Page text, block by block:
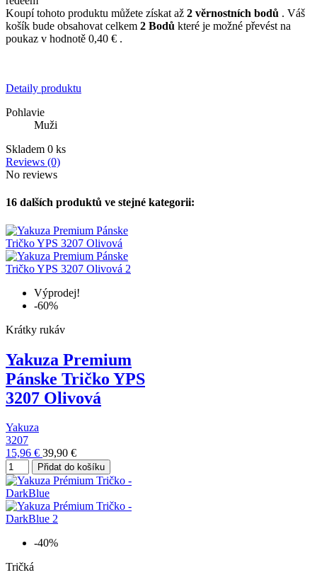
Koupí tohoto produktu můžete získat až 2 věrnostních bodů . Váš
košík bude obsahovat celkem 2 Bodů které je možné převést na
poukaz v hodnotě 0,40 € .
Detaily produktu
Pohlavie
Muži
Skladem 0 ks
Reviews (0)
No reviews
16 dalších produktů ve stejné kategorii:
Výprodej!
-60%
Krátky rukáv
Yakuza Premium
Pánske Tričko YPS
3207 Olivová
Yakuza
3207
15,96 € 39,90 €
Přidat do košíku
-40%
Tričká